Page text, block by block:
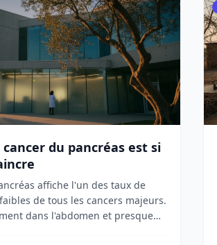
du pancréas est si
affiche l'un des taux de
de tous les cancers majeurs.
dans l'abdomen et presque